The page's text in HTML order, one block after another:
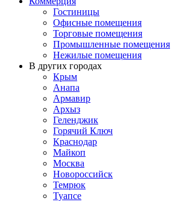
Гостиницы
Офисные помещения
Торговые помещения
Промышленные помещения
Нежилые помещения
В других городах
Крым
Анапа
Армавир
Архыз
Геленджик
Горячий Ключ
Краснодар
Майкоп
Москва
Новороссийск
Темрюк
Туапсе